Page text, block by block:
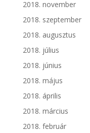
2018. november
2018. szeptember
2018. augusztus
2018. július
2018. június
2018. május
2018. április
2018. március
2018. február